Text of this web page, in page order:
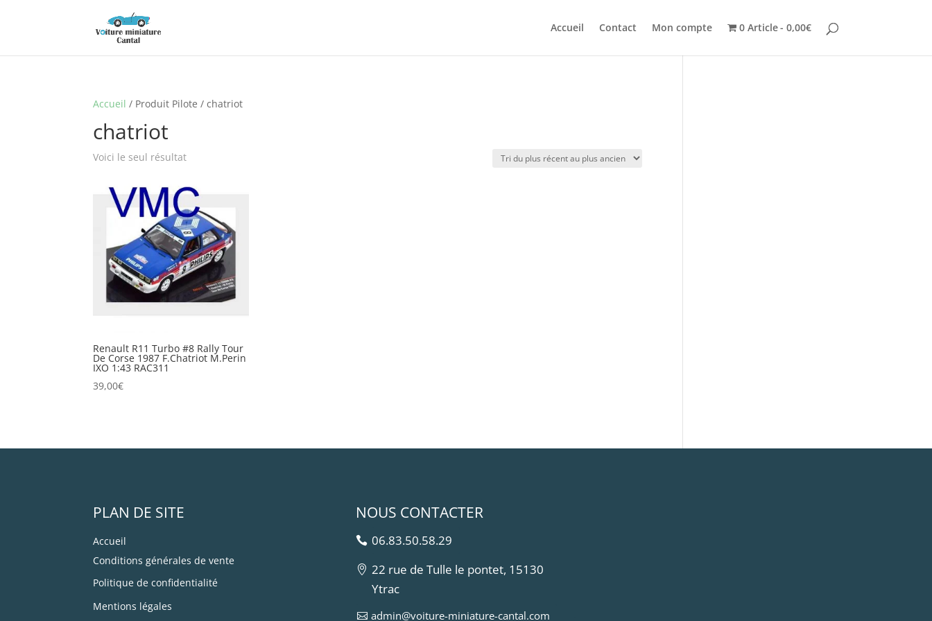
Accueil Contact Mon compte 0 Article 0,00€
Accueil / Produit Pilote / chatriot
chatriot
Voici le seul résultat
Renault R11 Turbo #8 Rally Tour
De Corse 1987 F.Chatriot M.Perin
IXO 1:43 RAC311
39,00€
PLAN DE SITE
Accueil
Conditions générales de vente
Politique de confidentialité
Mentions légales
NOUS CONTACTER
06.83.50.58.29
22 rue de Tulle le pontet, 15130
Ytrac
admin@voiture-miniature-cantal.com